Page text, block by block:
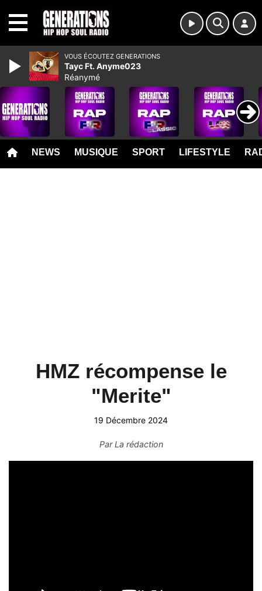
NEWS MUSIQUE SPORT LIFESTYLE
HMZ récompense le
"Merite"
19 Décembre 2024
ParLa rédaction
VOUS ÉCOUTEZ GENERATIONS
Tayc Ft. Anyme023
Réanymé